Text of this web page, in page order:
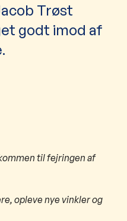
Trøst
godt imod af
til fejringen af
opleve nye vinkler og